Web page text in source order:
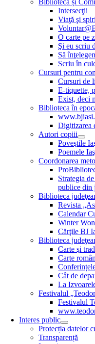
Biblioteca și
Intersecţii
Viaţă şi
O carte pe
Şi eu scriu
Să
Scriu în
Cursuri pentru
Cursuri de
E-tiquette,
Exist, deci
Biblioteca în
Digitizarea
Autori copiii
Poveştile
Poemele
Coordonarea
Strategia
publice din
Biblioteca
Revista
Calendar
Winter
Cărţile BJ
Biblioteca
Carte şi
Carte
Cât de
La
Festivalul
Festivalul
Interes public
Protecția datelor
Transparență